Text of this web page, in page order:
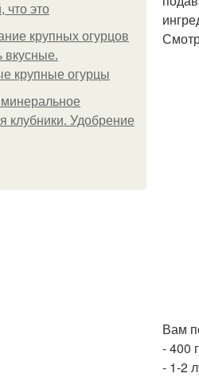
что это
крупных огурцов
вкусные.
крупные огурцы
клубники. Удобрение
Вам
- 400
- 1-2